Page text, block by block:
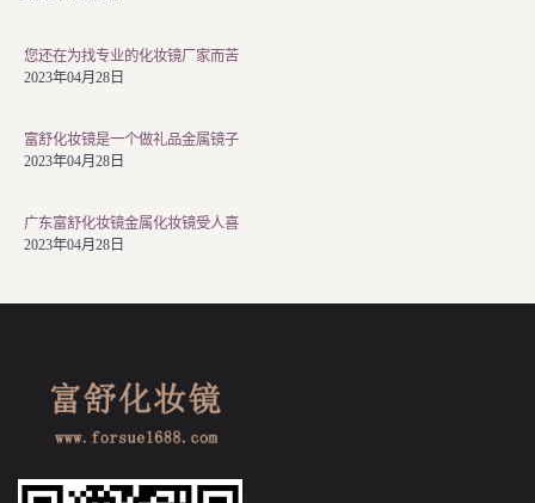
您还在为找专业的化妆镜厂家而苦
2023年04月28日
富舒化妆镜是一个做礼品金属镜子
2023年04月28日
广东富舒化妆镜金属化妆镜受人喜
2023年04月28日